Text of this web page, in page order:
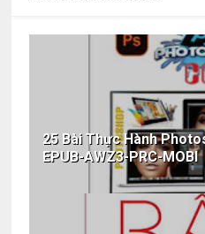
25 Bài Thực Hành
EPUB-AWZ3-PRC-MOBI